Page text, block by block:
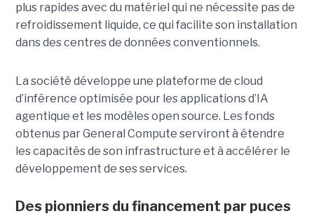
plus rapides avec du matériel qui ne nécessite pas de
refroidissement liquide, ce qui facilite son installation
dans des centres de données conventionnels.
La société développe une plateforme de cloud
d’inférence optimisée pour les applications d’IA
agentique et les modèles open source. Les fonds
obtenus par General Compute serviront à étendre
les capacités de son infrastructure et à accélérer le
développement de ses services.
Des pionniers du financement par puces